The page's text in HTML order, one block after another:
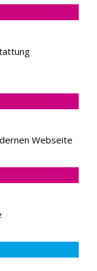
Webseite